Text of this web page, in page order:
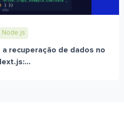
Node.js
recuperação de dados no